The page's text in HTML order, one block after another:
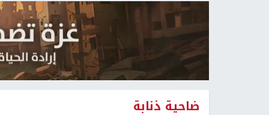
ضاحية ذنابة